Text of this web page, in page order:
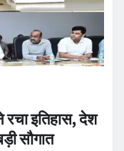
रचा इतिहास, देश
सौगात